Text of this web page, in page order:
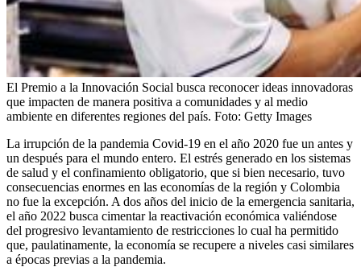
El Premio a la Innovación Social busca reconocer ideas innovadoras
que impacten de manera positiva a comunidades y al medio
ambiente en diferentes regiones del país. Foto: Getty Images
La irrupción de la pandemia Covid-19 en el año 2020 fue un antes y
un después para el mundo entero. El estrés generado en los sistemas
de salud y el confinamiento obligatorio, que si bien necesario, tuvo
consecuencias enormes en las economías de la región y Colombia
no fue la excepción. A dos años del inicio de la emergencia sanitaria,
el año 2022 busca cimentar la reactivación económica valiéndose
del progresivo levantamiento de restricciones lo cual ha permitido
que, paulatinamente, la economía se recupere a niveles casi similares
a épocas previas a la pandemia.